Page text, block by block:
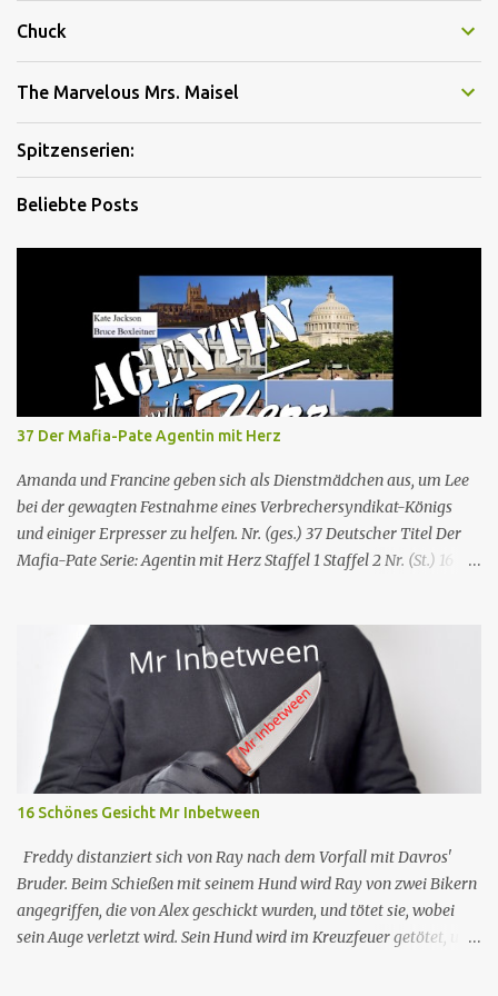
Chuck
The Marvelous Mrs. Maisel
Spitzenserien:
Beliebte Posts
37 Der Mafia-Pate Agentin mit Herz
Amanda und Francine geben sich als Dienstmädchen aus, um Lee
bei der gewagten Festnahme eines Verbrechersyndikat-Königs
und einiger Erpresser zu helfen. Nr. (ges.) 37 Deutscher Titel Der
Mafia-Pate Serie: Agentin mit Herz Staffel 1 Staffel 2 Nr. (St.) 16
Mackenzie Buch Stephen Hattman Serieninfos: In dem Pilot der
Serie wird Amanda King , eine geschiedene Hausfrau und Mutter
von zwei Söhnen, als freie Mitarbeiterin eines kleinen US-
amerikanischen Geheimdienstes angeworben. Dort arbeitet sie als
Agentin an der Seite von Lee Stetson , Tarnname „Scarecrow“ (engl.
für Vogelscheuche), den sie am Ende der vierten und letzten Staffel
heiratet. Obwohl nur als Bürohilfskraft beschäftigt, wird sie
unabsichtlich, dann mit Billigung ihrer Vorgesetzten, später –
nach einschlägigen Fortbildun...
16 Schönes Gesicht Mr Inbetween
Freddy distanziert sich von Ray nach dem Vorfall mit Davros'
Bruder. Beim Schießen mit seinem Hund wird Ray von zwei Bikern
angegriffen, die von Alex geschickt wurden, und tötet sie, wobei
sein Auge verletzt wird. Sein Hund wird im Kreuzfeuer getötet, und